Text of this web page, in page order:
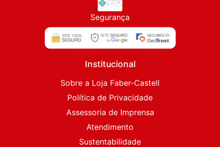
Segurança
Institucional
Sobre a Loja Faber-Castell
Política de Privacidade
Assessoria de Imprensa
Atendimento
Sustentabilidade